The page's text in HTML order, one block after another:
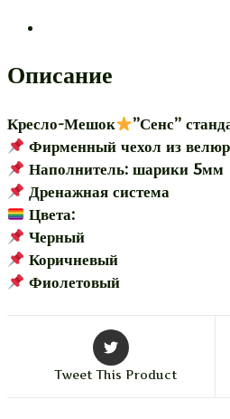
Описание
Кресло-Мешок
”Сенс”
Фирменный чехол из
Наполнитель: шарики 5мм
Дренажная система
Цвета:
Черный
Коричневый
Фиолетовый
Tweet This Product